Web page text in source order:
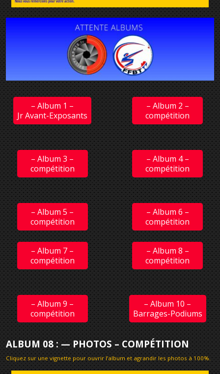
– Album 1 –
Jr Avant-Exposants
– Album 2 –
compétition
– Album 3 –
compétition
– Album 4 –
compétition
– Album 5 –
compétition
– Album 6 –
compétition
– Album 7 –
compétition
– Album 8 –
compétition
– Album 9 –
compétition
– Album 10 –
Barrages-Podiums
ALBUM 08 : — PHOTOS – COMPÉTITION
Cliquez sur une vignette pour ouvrir l’album et agrandir les photos à 100%.